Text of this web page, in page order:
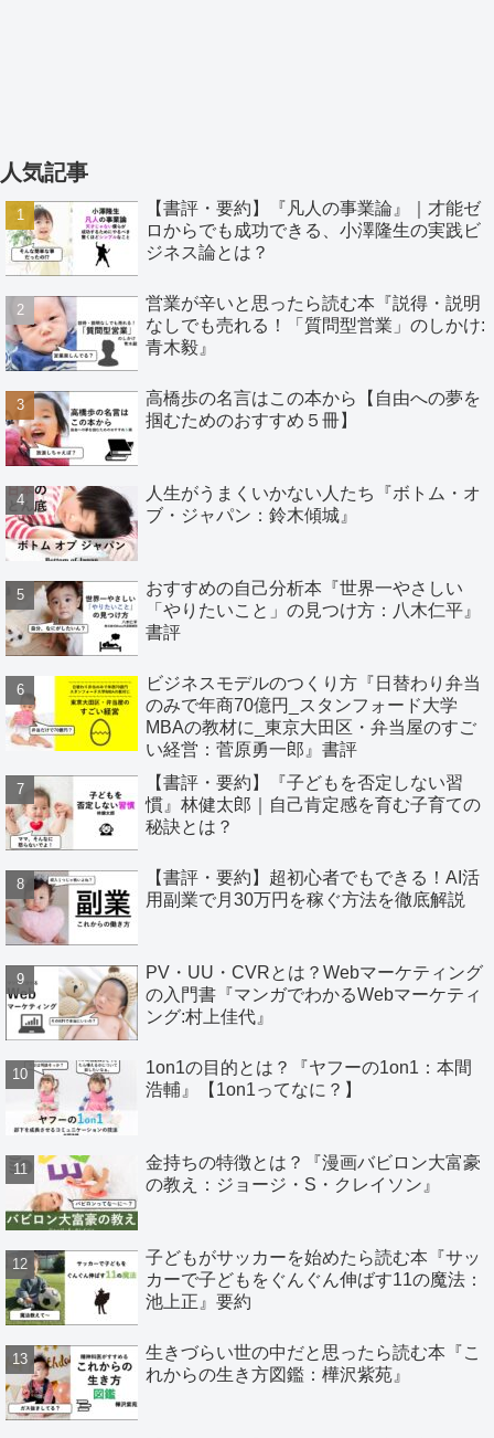
人気記事
【書評・要約】『凡人の事業論』｜才能ゼ
ロからでも成功できる、小澤隆生の実践ビ
ジネス論とは？
営業が辛いと思ったら読む本『説得・説明
なしでも売れる！「質問型営業」のしかけ:
青木毅』
高橋歩の名言はこの本から【自由への夢を
掴むためのおすすめ５冊】
人生がうまくいかない人たち『ボトム・オ
ブ・ジャパン：鈴木傾城』
おすすめの自己分析本『世界一やさしい
「やりたいこと」の見つけ方：八木仁平』
書評
ビジネスモデルのつくり方『日替わり弁当
のみで年商70億円_スタンフォード大学
MBAの教材に_東京大田区・弁当屋のすご
い経営：菅原勇一郎』書評
【書評・要約】『子どもを否定しない習
慣』林健太郎｜自己肯定感を育む子育ての
秘訣とは？
【書評・要約】超初心者でもできる！AI活
用副業で月30万円を稼ぐ方法を徹底解説
PV・UU・CVRとは？Webマーケティング
の入門書『マンガでわかるWebマーケティ
ング:村上佳代』
1on1の目的とは？『ヤフーの1on1：本間
浩輔』【1on1ってなに？】
金持ちの特徴とは？『漫画バビロン大富豪
の教え：ジョージ・S・クレイソン』
子どもがサッカーを始めたら読む本『サッ
カーで子どもをぐんぐん伸ばす11の魔法：
池上正』要約
生きづらい世の中だと思ったら読む本『こ
れからの生き方図鑑：樺沢紫苑』